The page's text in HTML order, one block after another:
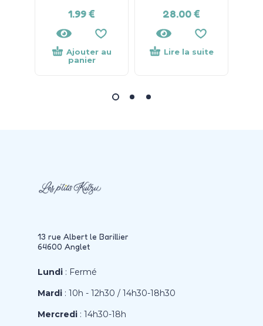
1.99€
Ajouter au
panier
28.00€
Lire la suite
13 rue Albert le Barillier
64600 Anglet
Lundi : Fermé
Mardi : 10h - 12h30 / 14h30-18h30
Mercredi : 14h30-18h